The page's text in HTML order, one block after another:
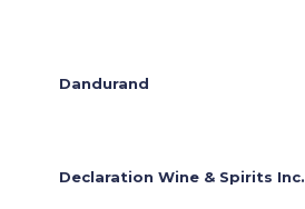
Dandurand
Declaration Wine & Spirits Inc.